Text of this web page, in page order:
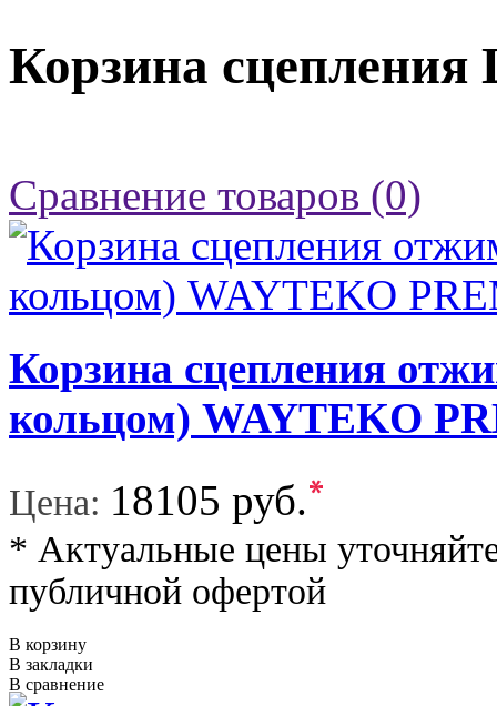
Корзина
Сравнение товаров (0)
Корзина сцепления
кольцом) WAYTEKO
Цена: 18105 руб.*
* Актуальные цены
публичной офертой
В корзину
В закладки
В сравнение